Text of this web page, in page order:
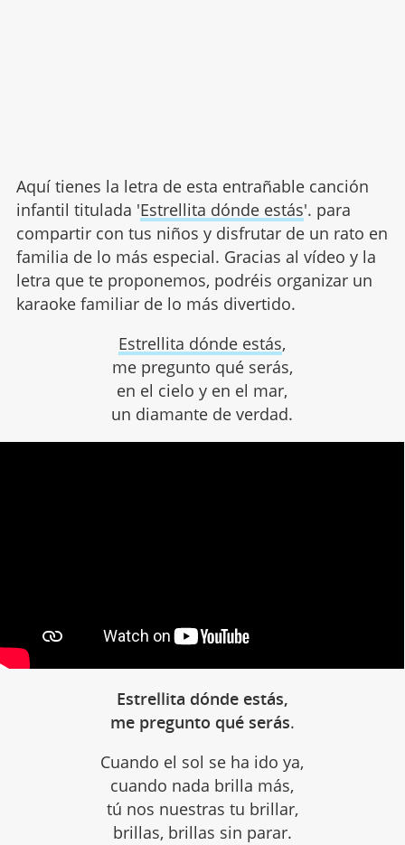
Aquí tienes la letra de esta entrañable canción
infantil titulada 'Estrellita dónde estás'. para
compartir con tus niños y disfrutar de un rato en
familia de lo más especial. Gracias al vídeo y la
letra que te proponemos, podréis organizar un
karaoke familiar de lo más divertido.
Estrellita dónde estás,
me pregunto qué serás,
en el cielo y en el mar,
un diamante de verdad.
Estrellita dónde estás,
me pregunto qué serás.
Cuando el sol se ha ido ya,
cuando nada brilla más,
tú nos nuestras tu brillar,
brillas, brillas sin parar.